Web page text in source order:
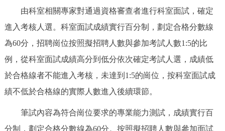
由科室相關專家對通過資格審查者進行科室面試，確定
進入考核人選。科室面試成績實行百分制，劃定合格分數線
為60分，招聘崗位按照擬招聘人數與參加考試人數1:5的比
例，從科室面試成績高分到低分依次確定考試人選，成績低
於合格線者不能進入考核，未達到1:5的崗位，按科室面試成
績不低於合格線的實際人數進入後續環節。
筆試內容為符合崗位要求的專業能力測試，成績實行百
分制，劃定合格分數線為60分。按照擬招聘人數與參加面試